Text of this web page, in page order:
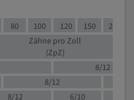
80 100 120 150 200
Zähne pro Zoll
(ZpZ)
8/12
8/12
8/12 6/10